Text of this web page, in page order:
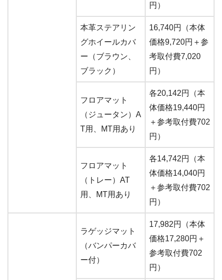
円）
本革ステアリン
グホイールカバ
ー（ブラウン、
ブラック）
16,740円（本体
価格9,720円＋参
考取付費7,020
円）
フロアマット
（ジュータン）A
T用、MT用あり
各20,142円（本
体価格19,440円
＋参考取付費702
円）
フロアマット
（トレー）AT
用、MT用あり
各14,742円（本
体価格14,040円
＋参考取付費702
円）
ラゲッジマット
（バンパーカバ
ー付）
17,982円（本体
価格17,280円＋
参考取付費702
円）